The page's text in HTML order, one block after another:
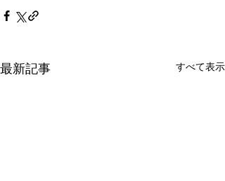
最新記事 すべて表示